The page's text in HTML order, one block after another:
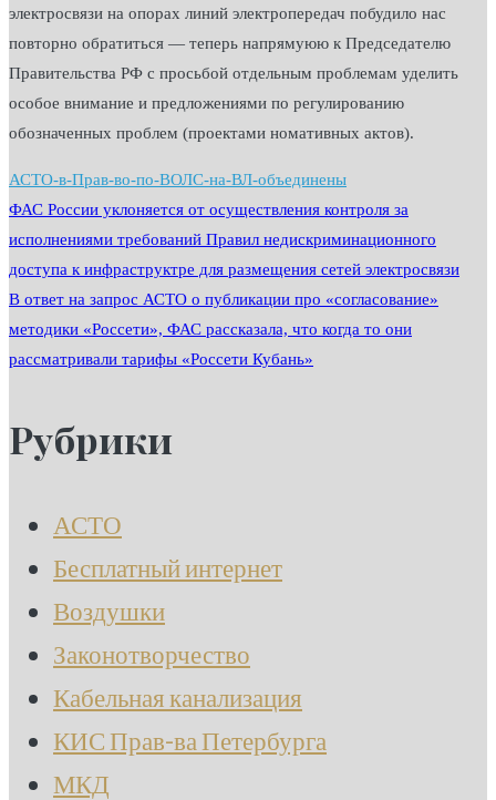
электросвязи на опорах линий электропередач побудило нас
повторно обратиться — теперь напрямуюю к Председателю
Правительства РФ с просьбой отдельным проблемам уделить
особое внимание и предложениями по регулированию
обозначенных проблем (проектами номативных актов).
АСТО-в-Прав-во-по-ВОЛС-на-ВЛ-объединены
Навигация
по
записям
ФАС России уклоняется от осуществления контроля за
исполнениями требований Правил недискриминационного
доступа к инфраструктре для размещения сетей электросвязи
В ответ на запрос АСТО о публикации про «согласование»
методики «Россети», ФАС рассказала, что когда то они
рассматривали тарифы «Россети Кубань»
Рубрики
АСТО
Бесплатный интернет
Воздушки
Законотворчество
Кабельная канализация
КИС Прав-ва Петербурга
МКД